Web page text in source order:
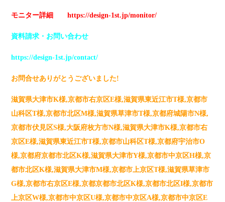
モニター詳細https://design-1st.jp/monitor/
資料請求・お問い合わせ
https://design-1st.jp/contact/
お問合せありがとうございました!
滋賀県大津市K様,京都市右京区E様,滋賀県東近江市T様,京都市
山科区T様,京都市北区M様,滋賀県草津市T様,京都府城陽市N様,
京都市伏見区S様,大阪府枚方市N様,滋賀県大津市K様,京都市右
京区E様,滋賀県東近江市T様,京都市山科区T様,京都府宇治市O
様,京都府京都市北区K様,滋賀県大津市Y様,京都市中京区H様,京
都市北区K様,滋賀県大津市M様,京都市上京区T様,滋賀県草津市
G様,京都市右京区E様,京都京都市北区K様,京都市北区I様,京都市
上京区W様,京都市中京区U様,京都市中京区A様,京都市中京区E